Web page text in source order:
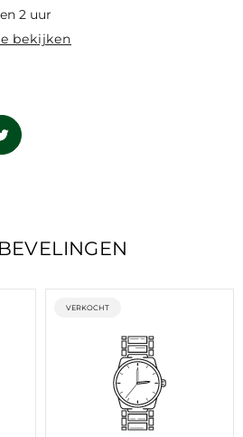
2 uur
bekijken
ETIKET:
VERKOCHT